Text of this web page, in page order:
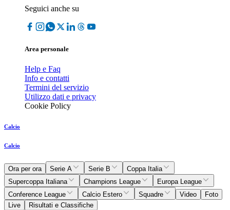
Seguici anche su
Area personale
Help e Faq
Info e contatti
Termini del servizio
Utilizzo dati e privacy
Cookie Policy
Calcio
Calcio
Ora per ora Serie A Serie B
Coppa Italia
Supercoppa Italiana
Champions League
Europa League
Conference League
Calcio Estero Squadre Video
Foto
Live
Risultati e Classifiche